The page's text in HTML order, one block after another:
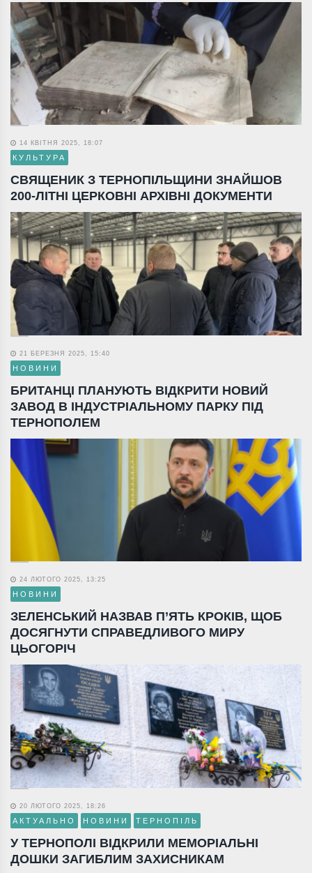
14 КВІТНЯ 2025, 18:07
КУЛЬТУРА
СВЯЩЕНИК З ТЕРНОПІЛЬЩИНИ ЗНАЙШОВ
200-ЛІТНІ ЦЕРКОВНІ АРХІВНІ ДОКУМЕНТИ
21 БЕРЕЗНЯ 2025, 15:40
НОВИНИ
БРИТАНЦІ ПЛАНУЮТЬ ВІДКРИТИ НОВИЙ
ЗАВОД В ІНДУСТРІАЛЬНОМУ ПАРКУ ПІД
ТЕРНОПОЛЕМ
24 ЛЮТОГО 2025, 13:25
НОВИНИ
ЗЕЛЕНСЬКИЙ НАЗВАВ П’ЯТЬ КРОКІВ, ЩОБ
ДОСЯГНУТИ СПРАВЕДЛИВОГО МИРУ
ЦЬОГОРІЧ
20 ЛЮТОГО 2025, 18:26
АКТУАЛЬНО НОВИНИ ТЕРНОПІЛЬ
У ТЕРНОПОЛІ ВІДКРИЛИ МЕМОРІАЛЬНІ
ДОШКИ ЗАГИБЛИМ ЗАХИСНИКАМ